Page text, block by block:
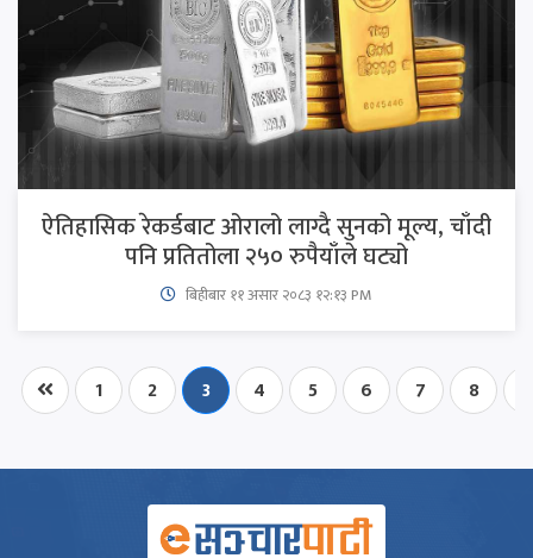
ऐतिहासिक रेकर्डबाट ओरालो लाग्दै सुनको मूल्य, चाँदी
पनि प्रतितोला २५० रुपैयाँले घट्यो
बिहीबार ११ असार २०८३ १२:१३ PM
1 2 3 4 5 6 7 8